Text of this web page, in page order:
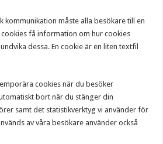
kommunikation måste alla besökare till en
få information om hur cookies
dessa. En cookie är en liten textfil
cookies när du besöker
bort när du stänger din
samt det statistikverktyg vi använder för
av våra besökare använder också